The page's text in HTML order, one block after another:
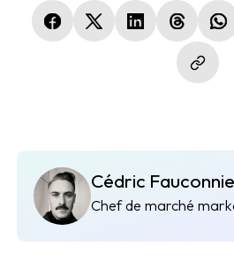
(nouvelle fenêtre)
(nouvelle fenêtre)
(nouvelle
Cédric
Chef de marché